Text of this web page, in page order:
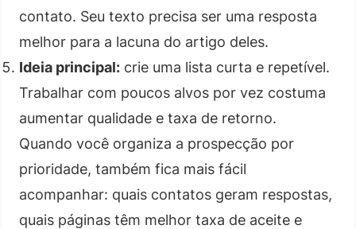
contato. Seu texto precisa ser uma resposta
melhor para a lacuna do artigo deles.
Ideia principal: crie uma lista curta e repetível.
Trabalhar com poucos alvos por vez costuma
aumentar qualidade e taxa de retorno.
Quando você organiza a prospecção por
prioridade, também fica mais fácil
acompanhar: quais contatos geram respostas,
quais páginas têm melhor taxa de aceite e